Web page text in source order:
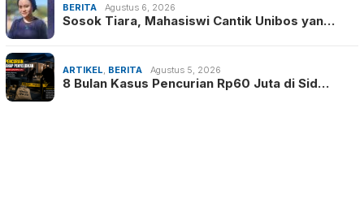
BERITA Agustus 6, 2026
Sosok Tiara, Mahasiswi Cantik Unibos yan…
ARTIKEL BERITA Agustus 5, 2026
8 Bulan Kasus Pencurian Rp60 Juta di Sid…